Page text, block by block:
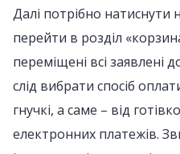
Далі потрібно натиснути
перейти в розділ
переміщені всі заявлені
слід вибрати спосіб
гнучкі, а саме – від
електронних платежів.